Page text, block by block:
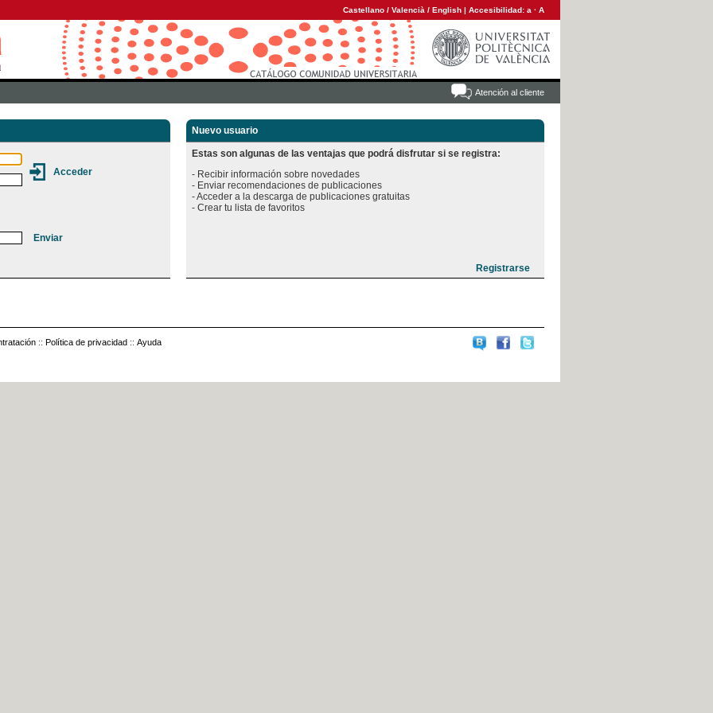
Castellano / Valencià / English | Accesibilidad: a · A
Atención al cliente
Nuevo usuario
Estas son algunas de las ventajas que podrá disfrutar si se registra:
- Recibir información sobre novedades
- Enviar recomendaciones de publicaciones
- Acceder a la descarga de publicaciones gratuitas
:: Política de privacidad :: Ayuda